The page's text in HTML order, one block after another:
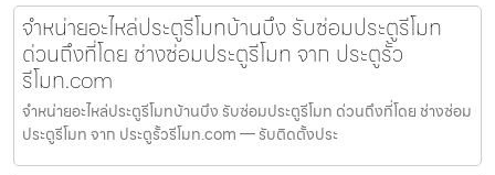
จำหน่ายอะไหล่ประตูรีโมทบ้านบึง รับซ่อมประตูรีโมท
ด่วนถึงที่โดย ช่างซ่อมประตูรีโมท จาก ประตูรั้ว
รีโมท.com
จำหน่ายอะไหล่ประตูรีโมทบ้านบึง รับซ่อมประตูรีโมท ด่วนถึงที่โดย ช่างซ่อม
ประตูรีโมท จาก ประตูรั้วรีโมท.com — รับติดตั้งประ